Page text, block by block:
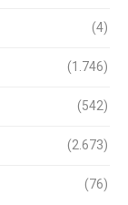
(4)
(1.746)
(542)
(2.673)
(76)